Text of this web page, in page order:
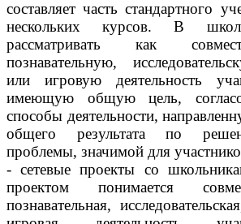
составляет часть стандартного
нескольких курсов. В
рассматривать как
познавательную,
или игровую деятельность
имеющую общую цель,
способы деятельности,
общего результата по
проблемы, значимой для
- сетевые проекты со
проектом понимается
познавательная,